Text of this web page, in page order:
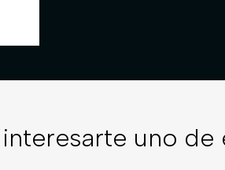
uno de